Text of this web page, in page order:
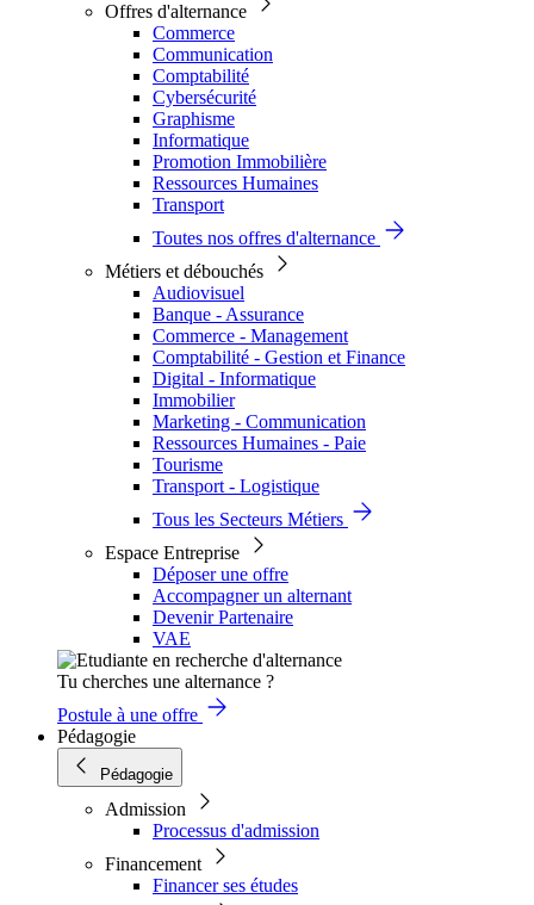
Offres d'alternance
Commerce
Communication
Comptabilité
Cybersécurité
Graphisme
Informatique
Promotion Immobilière
Ressources Humaines
Transport
Toutes nos offres d'alternance
Métiers et débouchés
Audiovisuel
Banque - Assurance
Commerce - Management
Comptabilité - Gestion et Finance
Digital - Informatique
Immobilier
Marketing - Communication
Ressources Humaines - Paie
Tourisme
Transport - Logistique
Tous les Secteurs Métiers
Espace Entreprise
Déposer une offre
Accompagner un alternant
Devenir Partenaire
VAE
Tu cherches une alternance ?
Postule à une offre
Pédagogie
Pédagogie
Admission
Processus d'admission
Financement
Financer ses études